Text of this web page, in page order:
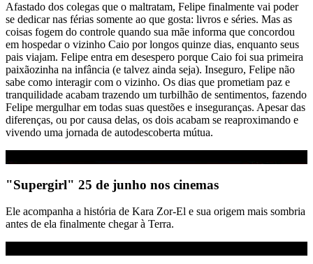
Afastado dos colegas que o maltratam, Felipe finalmente vai poder
se dedicar nas férias somente ao que gosta: livros e séries. Mas as
coisas fogem do controle quando sua mãe informa que concordou
em hospedar o vizinho Caio por longos quinze dias, enquanto seus
pais viajam. Felipe entra em desespero porque Caio foi sua primeira
paixãozinha na infância (e talvez ainda seja). Inseguro, Felipe não
sabe como interagir com o vizinho. Os dias que prometiam paz e
tranquilidade acabam trazendo um turbilhão de sentimentos, fazendo
Felipe mergulhar em todas suas questões e inseguranças. Apesar das
diferenças, ou por causa delas, os dois acabam se reaproximando e
vivendo uma jornada de autodescoberta mútua.
"Supergirl" 25 de junho nos cinemas
Ele acompanha a história de Kara Zor-El e sua origem mais sombria
antes de ela finalmente chegar à Terra.